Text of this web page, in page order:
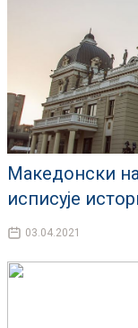
Македонски
исписује
03.04.2021